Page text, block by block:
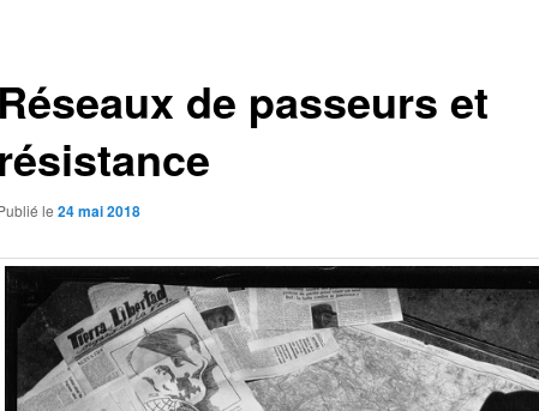
Réseaux de passeurs et
résistance
le 24 mai 2018